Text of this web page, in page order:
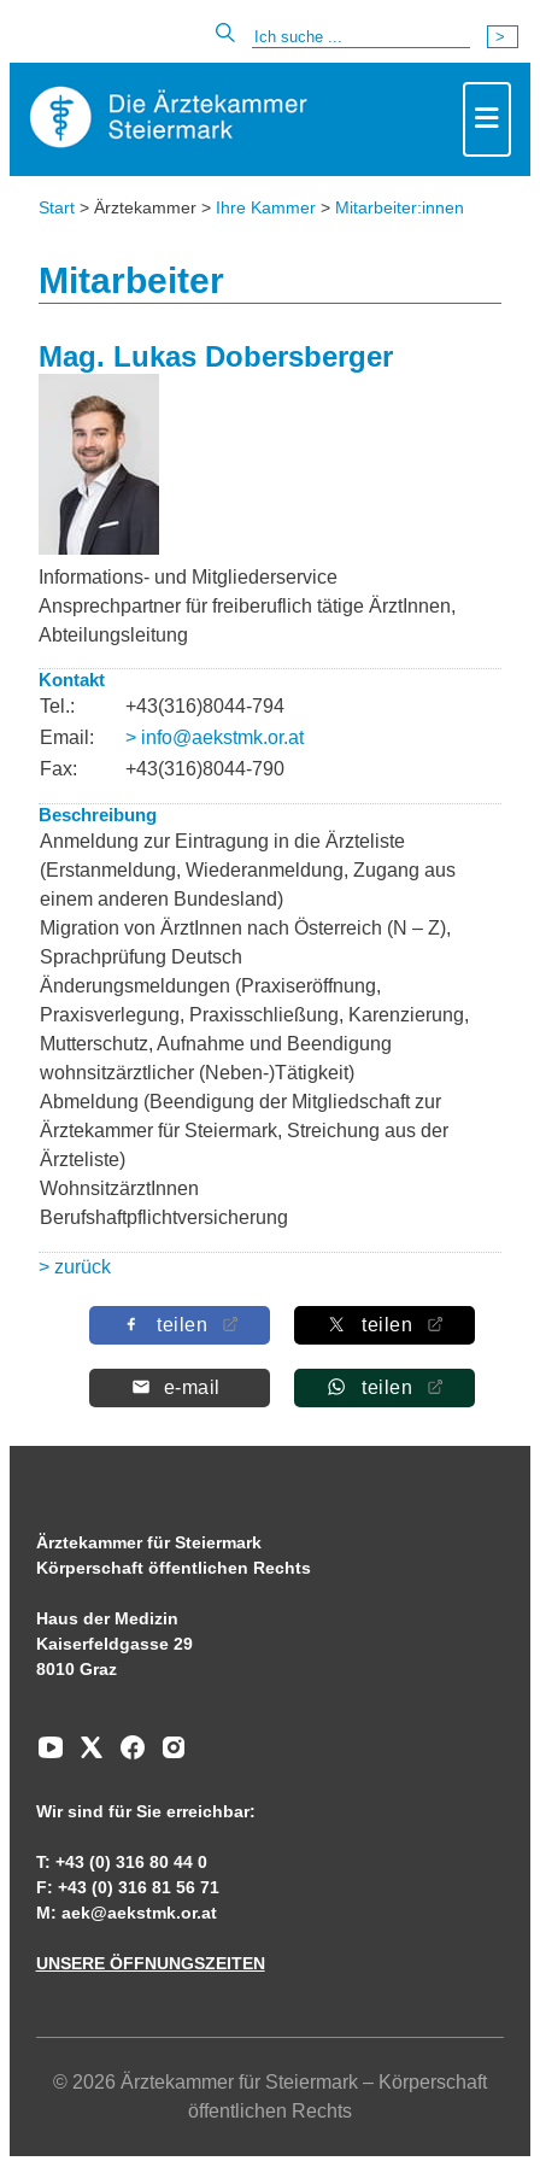
Start > Ärztekammer > Ihre Kammer > Mitarbeiter:innen
Mitarbeiter
Mag. Lukas Dobersberger
Informations- und Mitgliederservice
Ansprechpartner für freiberuflich tätige ÄrztInnen,
Abteilungsleitung
Kontakt
Tel.:
+43(316)8044-794
Email:
> info@aekstmk.or.at
Fax:
+43(316)8044-790
Beschreibung
Anmeldung zur Eintragung in die Ärzteliste
(Erstanmeldung, Wiederanmeldung, Zugang aus
einem anderen Bundesland)
Migration von ÄrztInnen nach Österreich (N – Z),
Sprachprüfung Deutsch
Änderungsmeldungen (Praxiseröffnung,
Praxisverlegung, Praxisschließung, Karenzierung,
Mutterschutz, Aufnahme und Beendigung
wohnsitzärztlicher (Neben-)Tätigkeit)
Abmeldung (Beendigung der Mitgliedschaft zur
Ärztekammer für Steiermark, Streichung aus der
Ärzteliste)
WohnsitzärztInnen
Berufshaftpflichtversicherung
> zurück
teilen teilen
e-mail teilen
Ärztekammer für Steiermark
Körperschaft öffentlichen Rechts
Haus der Medizin
Kaiserfeldgasse 29
8010 Graz
Wir sind für Sie erreichbar:
T: +43 (0) 316 80 44 0
F: +43 (0) 316 81 56 71
M: aek@aekstmk.or.at
UNSERE ÖFFNUNGSZEITEN
© 2026 Ärztekammer für Steiermark – Körperschaft
öffentlichen Rechts